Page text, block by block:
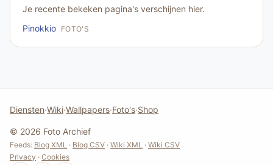
Je recente bekeken pagina's verschijnen hier.
Pinokkio FOTO'S
Diensten·Wiki·Wallpapers·Foto's·Shop
© 2026 Foto Archief
Feeds: Blog XML · Blog CSV · Wiki XML · Wiki CSV
Privacy · Cookies